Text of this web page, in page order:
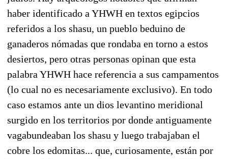
haber identificado a YHWH en textos egipcios
referidos a los shasu, un pueblo beduino de
ganaderos nómadas que rondaba en torno a estos
desiertos, pero otras personas opinan que esta
palabra YHWH hace referencia a sus campamentos
(lo cual no es necesariamente exclusivo). En todo
caso estamos ante un dios levantino meridional
surgido en los territorios por donde antiguamente
vagabundeaban los shasu y luego trabajaban el
cobre los edomitas... que, curiosamente, están por